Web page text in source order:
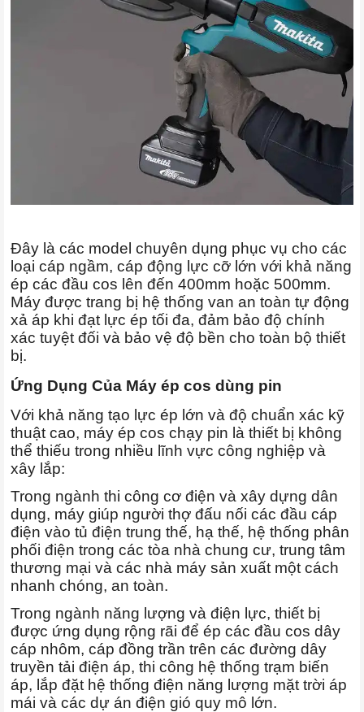
Đây là các model chuyên dụng phục vụ cho các
loại cáp ngầm, cáp động lực cỡ lớn với khả năng
ép các đầu cos lên đến 400mm hoặc 500mm.
Máy được trang bị hệ thống van an toàn tự động
xả áp khi đạt lực ép tối đa, đảm bảo độ chính
xác tuyệt đối và bảo vệ độ bền cho toàn bộ thiết
bị.
Ứng Dụng Của Máy ép cos dùng pin
Với khả năng tạo lực ép lớn và độ chuẩn xác kỹ
thuật cao, máy ép cos chạy pin là thiết bị không
thể thiếu trong nhiều lĩnh vực công nghiệp và
xây lắp:
Trong ngành thi công cơ điện và xây dựng dân
dụng, máy giúp người thợ đấu nối các đầu cáp
điện vào tủ điện trung thế, hạ thế, hệ thống phân
phối điện trong các tòa nhà chung cư, trung tâm
thương mại và các nhà máy sản xuất một cách
nhanh chóng, an toàn.
Trong ngành năng lượng và điện lực, thiết bị
được ứng dụng rộng rãi để ép các đầu cos dây
cáp nhôm, cáp đồng trần trên các đường dây
truyền tải điện áp, thi công hệ thống trạm biến
áp, lắp đặt hệ thống điện năng lượng mặt trời áp
mái và các dự án điện gió quy mô lớn.